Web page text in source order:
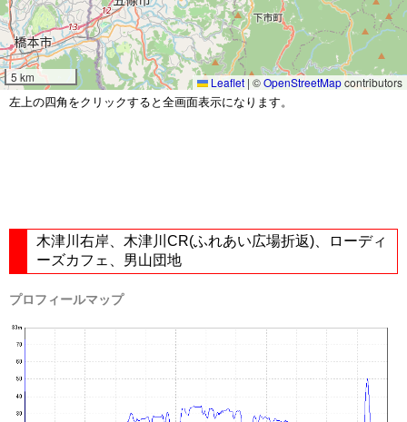
5 km Leaflet | ©OpenStreetMapcontributors
左上の四角をクリックすると全画面表示になります。
木津川右岸、木津川CR(ふれあい広場折返)、ローディ
ーズカフェ、男山団地
プロフィールマップ